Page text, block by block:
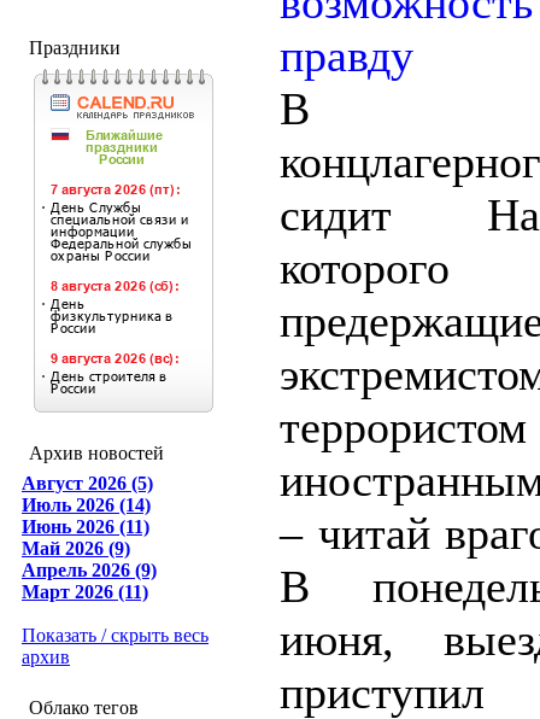
Праздники
Архив новостей
Август 2026 (5)
Июль 2026 (14)
Июнь 2026 (11)
Май 2026 (9)
Апрель 2026 (9)
Март 2026 (11)
Показать / скрыть весь
архив
Облако тегов
В
сидит
– читай
В
июня,